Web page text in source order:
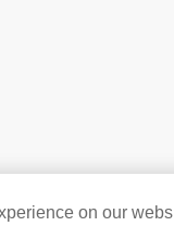
on our